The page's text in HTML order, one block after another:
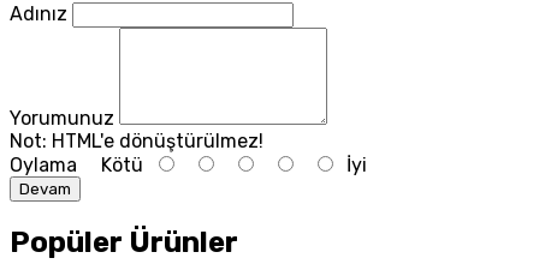
Adınız
Yorumunuz
Not: HTML'e dönüştürülmez!
Oylama Kötü İyi
Devam
Popüler Ürünler